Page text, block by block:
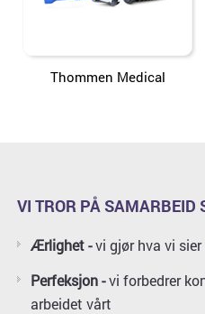
Thommen Medical
VI TROR PÅ SAMARBEID
Ærlighet -vi gjør hva vi sier
Perfeksjon -vi forbedrer
arbeidet vårt